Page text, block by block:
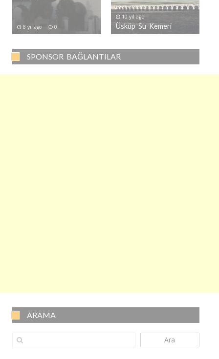
8 yıl ago 0
10 yıl ago
Üsküp Su Kemeri
SPONSOR BAĞLANTILAR
ARAMA
Ara